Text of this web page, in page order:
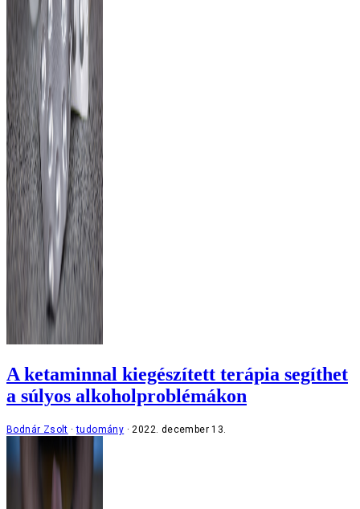
A ketaminnal kiegészített terápia segíthet
a súlyos alkoholproblémákon
Bodnár Zsolt tudomány 2022. december 13.